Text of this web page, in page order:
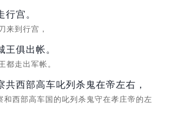
宫。
来到行宫，
俱出帐。
都走出军帐。
共西部高车叱列杀鬼在帝左右，
和西部高车国的叱列杀鬼守在孝庄帝的左